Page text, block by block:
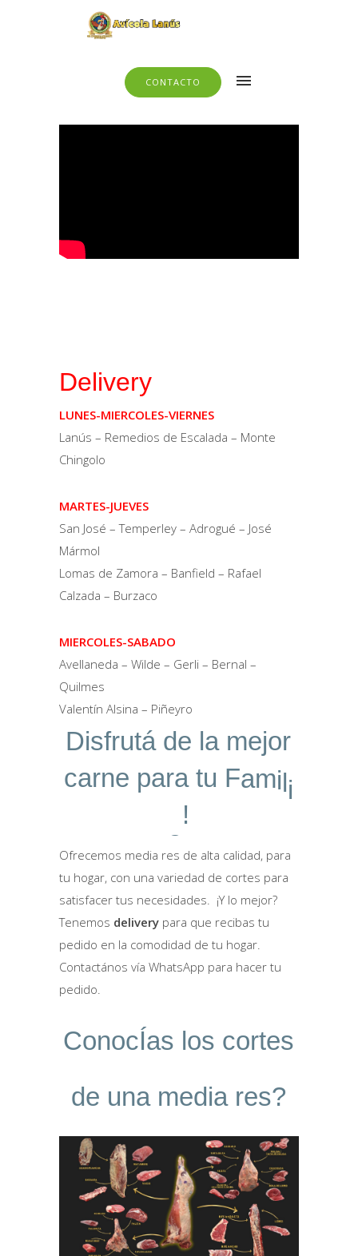
CONTACTO
Delivery
LUNES-MIERCOLES-VIERNES
Lanús – Remedios de Escalada – Monte
Chingolo
MARTES-JUEVES
San José – Temperley – Adrogué – José
Mármol
Lomas de Zamora – Banfield – Rafael
Calzada – Burzaco
MIERCOLES-SABADO
Avellaneda – Wilde – Gerli – Bernal –
Quilmes
Valentín Alsina – Piñeyro
Disfrutá de la mejor
carne para tu Famili
!
Ofrecemos media res de alta calidad, para
tu hogar, con una variedad de cortes para
satisfacer tus necesidades. ¡Y lo mejor?
Tenemos delivery para que recibas tu
pedido en la comodidad de tu hogar.
Contactános vía WhatsApp para hacer tu
pedido.
ConocÍas os cortes
de una media res?